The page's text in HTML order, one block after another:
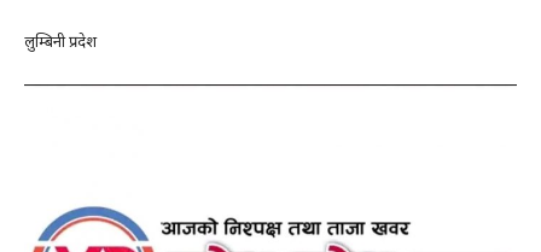
लुम्बिनी प्रदेश